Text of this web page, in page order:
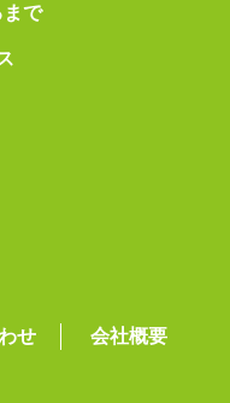
まで
せ 会社概要